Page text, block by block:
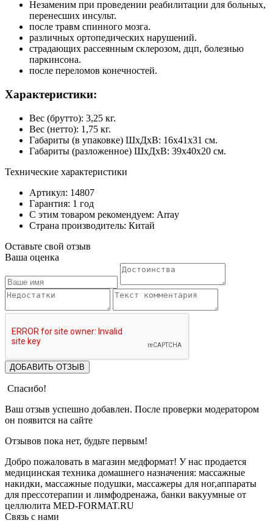
Незаменим при проведении реабилитации для больных,
перенесших инсульт.
после травм спинного мозга.
различных ортопедических нарушений.
страдающих рассеянным склерозом, дцп, болезнью
паркинсона.
после переломов конечностей.
Характеристики:
Вес (брутто): 3,25 кг.
Вес (нетто): 1,75 кг.
Габариты (в упаковке) ШхДхВ: 16х41х31 см.
Габариты (разложенное) ШхДхВ: 39х40х20 см.
Технические характеристики
Артикул: 14807
Гарантия: 1 год
С этим товаром рекомендуем: Array
Страна производитель: Китай
Оставьте свой отзыв
Ваша оценка
ДОБАВИТЬ ОТЗЫВ
Спасибо!
Ваш отзыв успешно добавлен. После проверки модератором
он появится на сайте
Отзывов пока нет, будьте первым!
Добро пожаловать в магазин медформат! У нас продается
медицинская техника домашнего назначения: массажные
накидки, массажные подушки, массажеры для ног,аппараты
для прессотерапии и лимфодренажа, банки вакуумные от
целлюлита MED-FORMAT.RU
Связь с нами